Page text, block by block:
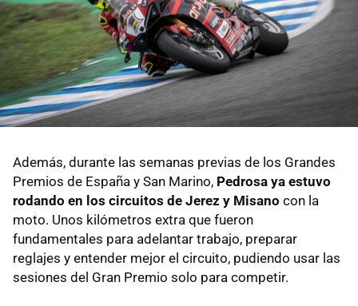
Además, durante las semanas previas de los Grandes
Premios de España y San Marino, Pedrosa ya estuvo
rodando en los circuitos de Jerez y Misano con la
moto. Unos kilómetros extra que fueron
fundamentales para adelantar trabajo, preparar
reglajes y entender mejor el circuito, pudiendo usar las
sesiones del Gran Premio solo para competir.